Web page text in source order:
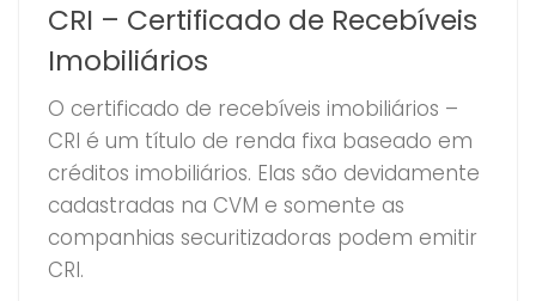
CRI – Certificado de Recebíveis
Imobiliários
O certificado de recebíveis imobiliários –
CRI é um título de renda fixa baseado em
créditos imobiliários. Elas são devidamente
cadastradas na CVM e somente as
companhias securitizadoras podem emitir
CRI.